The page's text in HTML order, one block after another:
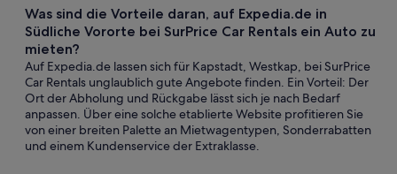
Was sind die Vorteile daran, auf Expedia.de in
Südliche Vororte bei SurPrice Car Rentals ein Auto zu
mieten?
Auf Expedia.de lassen sich für Kapstadt, Westkap, bei SurPrice
Car Rentals unglaublich gute Angebote finden. Ein Vorteil: Der
Ort der Abholung und Rückgabe lässt sich je nach Bedarf
anpassen. Über eine solche etablierte Website profitieren Sie
von einer breiten Palette an Mietwagentypen, Sonderrabatten
und einem Kundenservice der Extraklasse.